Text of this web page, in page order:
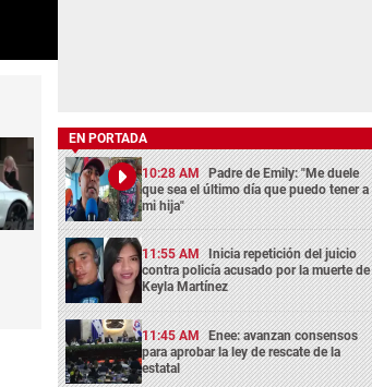
EN PORTADA
10:28 AM Padre de Emily: "Me duele
que sea el último día que puedo tener a
mi hija"
11:55 AM Inicia repetición del juicio
contra policía acusado por la muerte de
Keyla Martínez
11:45 AM Enee: avanzan consensos
para aprobar la ley de rescate de la
estatal